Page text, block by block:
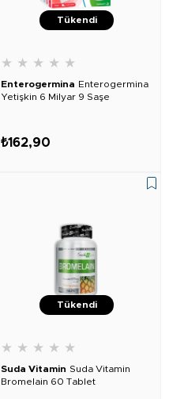
Tükendi
★ ★ ★ ★ ★
Enterogermina Enterogermina
Yetişkin 6 Milyar 9 Saşe
₺162,90
Tükendi
★ ★ ★ ★ ★
Suda Vitamin Suda Vitamin
Bromelain 60 Tablet